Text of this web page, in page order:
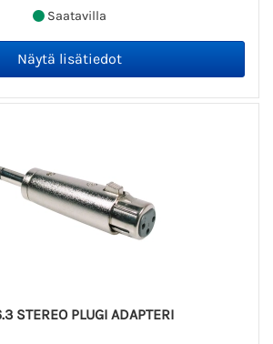
Saatavilla
STEREO PLUGI ADAPTERI